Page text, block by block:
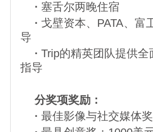
· 塞舌尔两晚住宿
· 戈壁资本、PATA、富
导
· Trip的精英团队提供
指导
分奖项奖励：
· 最佳影像与社交媒体